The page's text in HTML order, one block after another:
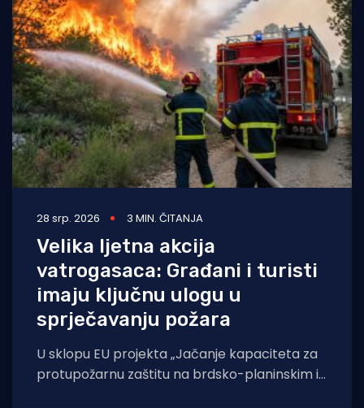
28 srp. 2026 3 MIN. ČITANJA
Velika ljetna akcija
vatrogasaca: Građani i turisti
imaju ključnu ulogu u
sprječavanju požara
U sklopu EU projekta „Jačanje kapaciteta za
protupožarnu zaštitu na brdsko-planinskim i